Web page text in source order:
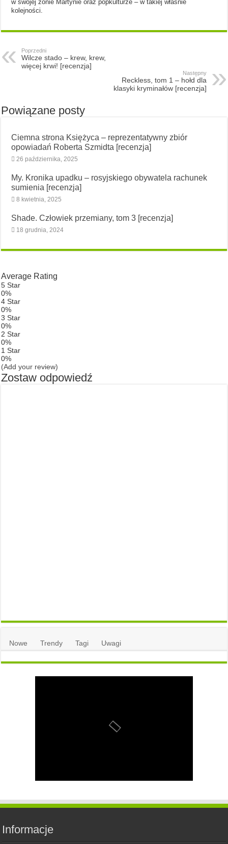
w swojej żonie Martynie oraz popkulturze – w takiej właśnie
kolejności.
Poprzedni
Wilcze stado – krew, krew,
więcej krwi! [recenzja]
Następny
Reckless, tom 1 – hołd dla
klasyki kryminałów [recenzja]
Powiązane posty
Ciemna strona Księżyca – reprezentatywny zbiór
opowiadań Roberta Szmidta [recenzja]
26 października, 2025
My. Kronika upadku – rosyjskiego obywatela rachunek
sumienia [recenzja]
8 kwietnia, 2025
Shade. Człowiek przemiany, tom 3 [recenzja]
18 grudnia, 2024
Average Rating
5 Star
0%
4 Star
0%
3 Star
0%
2 Star
0%
1 Star
0%
(Add your review)
Zostaw odpowiedź
Nowe Trendy Tagi Uwagi
Informacje